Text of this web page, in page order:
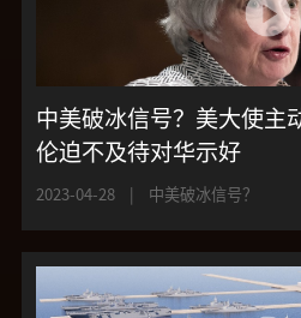
中美破冰信号？美大使主
伦迫不及待对华示好
2023-04-28 | 中美破冰信号？